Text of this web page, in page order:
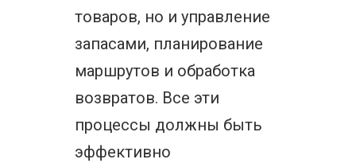
товаров, но и управление
запасами, планирование
маршрутов и обработка
возвратов. Все эти
процессы должны быть
эффективно